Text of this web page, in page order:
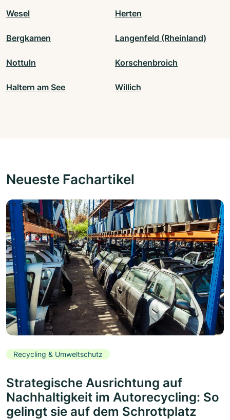
Wesel Herten
Bergkamen Langenfeld (Rheinland)
Nottuln Korschenbroich
Haltern am See Willich
Neueste Fachartikel
Recycling & Umweltschutz
Strategische Ausrichtung auf
Nachhaltigkeit im Autorecycling: So
gelingt sie auf dem Schrottplatz